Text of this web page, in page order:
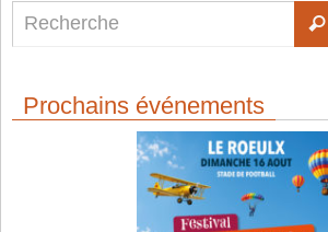
Prochains événements